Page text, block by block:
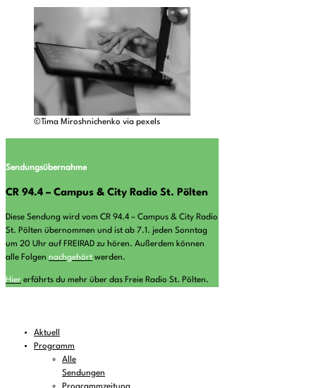
©Tima Miroshnichenko via pexels
Sendungsübernahme
CR 94.4 – Campus & City Radio St. Pölten
Diese Sendung wird vom CR 94.4 – Campus & City Radio
St. Pölten übernommen und ist ab 7.1. jeden Sonntag
um 20 Uhr auf FREIRAD zu hören. Außerdem können
alle Folgen nachgehört werden.
Hier erfährts du mehr über das Freie Radio St. Pölten.
Aktuell
Programm
Alle
Sendungen